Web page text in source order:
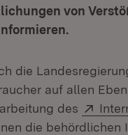
von
die
auf allen
des
in neuem Fenster)
die behördlichen